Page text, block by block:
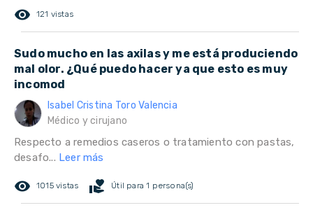
remove_red_eye 121 vistas
Sudo mucho en las axilas y me está produciendo
mal olor. ¿Qué puedo hacer ya que esto es muy
incomod
Isabel Cristina Toro Valencia
Médico y cirujano
Respecto a remedios caseros o tratamiento con pastas,
desafo... Leer más
remove_red_eye 1015 vistas volunteer_activism Útil para 1 persona(s)